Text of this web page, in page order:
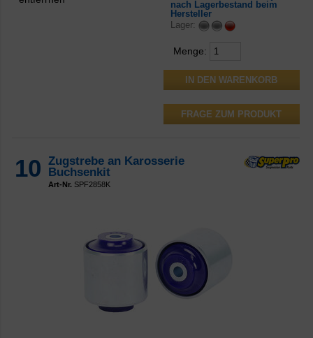
nach Lagerbestand beim
Hersteller
Lager:
Menge:
FRAGE ZUM PRODUKT
10 Zugstrebe an Karosserie
Buchsenkit
Art-Nr. SPF2858K